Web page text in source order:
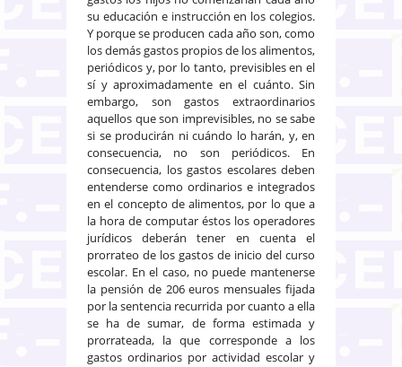
su educación e instrucción en los colegios.
Y porque se producen cada año son, como
los demás gastos propios de los alimentos,
periódicos y, por lo tanto, previsibles en el
sí y aproximadamente en el cuánto. Sin
embargo, son gastos extraordinarios
aquellos que son imprevisibles, no se sabe
si se producirán ni cuándo lo harán, y, en
consecuencia, no son periódicos. En
consecuencia, los gastos escolares deben
entenderse como ordinarios e integrados
en el concepto de alimentos, por lo que a
la hora de computar éstos los operadores
jurídicos deberán tener en cuenta el
prorrateo de los gastos de inicio del curso
escolar. En el caso, no puede mantenerse
la pensión de 206 euros mensuales fijada
por la sentencia recurrida por cuanto a ella
se ha de sumar, de forma estimada y
prorrateada, la que corresponde a los
gastos ordinarios por actividad escolar y